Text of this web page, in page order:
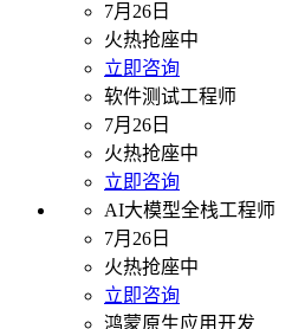
7月26日
火热抢座中
立即咨询
软件测试工程师
7月26日
火热抢座中
立即咨询
AI大模型全栈工程师
7月26日
火热抢座中
立即咨询
鸿蒙原生应用开发